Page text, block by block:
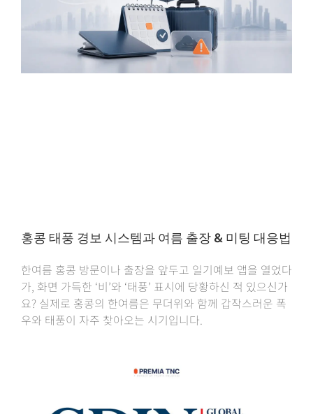
홍콩 태풍 경보 시스템과 여름 출장 & 미팅 대응법
한여름 홍콩 방문이나 출장을 앞두고 일기예보 앱을 열었다
가, 화면 가득한 ‘비’와 ‘태풍’ 표시에 당황하신 적 있으신가
요? 실제로 홍콩의 한여름은 무더위와 함께 갑작스러운 폭
우와 태풍이 자주 찾아오는 시기입니다.